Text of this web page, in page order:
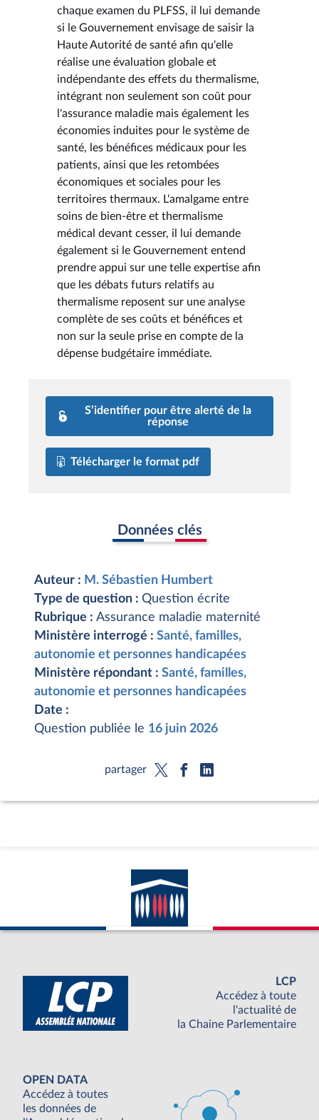
chaque examen du PLFSS, il lui demande
si le Gouvernement envisage de saisir la
Haute Autorité de santé afin qu'elle
réalise une évaluation globale et
indépendante des effets du thermalisme,
intégrant non seulement son coût pour
l'assurance maladie mais également les
économies induites pour le système de
santé, les bénéfices médicaux pour les
patients, ainsi que les retombées
économiques et sociales pour les
territoires thermaux. L'amalgame entre
soins de bien-être et thermalisme
médical devant cesser, il lui demande
également si le Gouvernement entend
prendre appui sur une telle expertise afin
que les débats futurs relatifs au
thermalisme reposent sur une analyse
complète de ses coûts et bénéfices et
non sur la seule prise en compte de la
dépense budgétaire immédiate.
S’identifier pour être alerté de la
réponse
Télécharger le format pdf
Données clés
Auteur : M. Sébastien Humbert
Type de question : Question écrite
Rubrique : Assurance maladie maternité
Ministère interrogé : Santé, familles,
autonomie et personnes handicapées
Ministère répondant : Santé, familles,
autonomie et personnes handicapées
Date :
Question publiée le 16 juin 2026
partager
LCP
Accédez à toute
l'actualité de
la Chaine Parlementaire
OPEN DATA
Accédez à toutes
les données de